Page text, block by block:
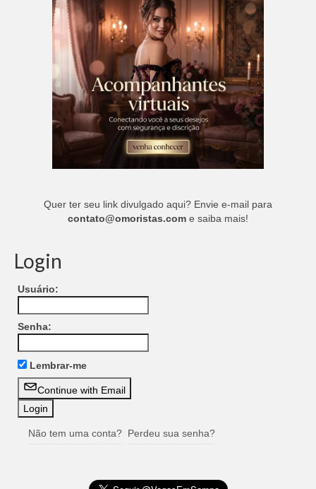
Quer ter seu link divulgado aqui? Envie e-mail para
contato@omoristas.com e saiba mais!
Login
Usuário:
Senha:
Lembrar-me
Continue with Email
Não tem uma conta? Perdeu sua senha?